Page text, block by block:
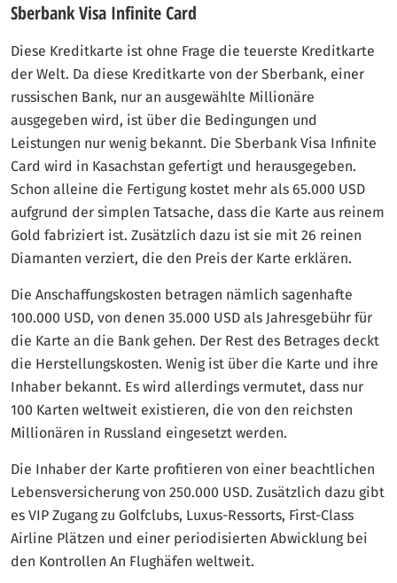
Sberbank Visa Infinite Card
Diese Kreditkarte ist ohne Frage die teuerste Kreditkarte
der Welt. Da diese Kreditkarte von der Sberbank, einer
russischen Bank, nur an ausgewählte Millionäre
ausgegeben wird, ist über die Bedingungen und
Leistungen nur wenig bekannt. Die Sberbank Visa Infinite
Card wird in Kasachstan gefertigt und herausgegeben.
Schon alleine die Fertigung kostet mehr als 65.000 USD
aufgrund der simplen Tatsache, dass die Karte aus reinem
Gold fabriziert ist. Zusätzlich dazu ist sie mit 26 reinen
Diamanten verziert, die den Preis der Karte erklären.
Die Anschaffungskosten betragen nämlich sagenhafte
100.000 USD, von denen 35.000 USD als Jahresgebühr für
die Karte an die Bank gehen. Der Rest des Betrages deckt
die Herstellungskosten. Wenig ist über die Karte und ihre
Inhaber bekannt. Es wird allerdings vermutet, dass nur
100 Karten weltweit existieren, die von den reichsten
Millionären in Russland eingesetzt werden.
Die Inhaber der Karte profitieren von einer beachtlichen
Lebensversicherung von 250.000 USD. Zusätzlich dazu gibt
es VIP Zugang zu Golfclubs, Luxus-Ressorts, First-Class
Airline Plätzen und einer periodisierten Abwicklung bei
den Kontrollen An Flughäfen weltweit.